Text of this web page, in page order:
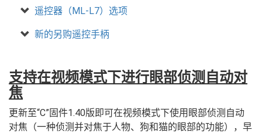
遥控器（ML-L7）选项
新的另购遥控手柄
支持在视频模式下进行眼部侦测自动对
焦
更新至“C”固件1.40版即可在视频模式下使用眼部侦测自动
对焦（一种侦测并对焦于人物、狗和猫的眼部的功能），早